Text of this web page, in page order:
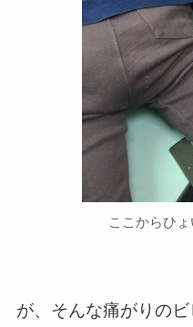
ここからひょ
が、そんな痛がりのビ